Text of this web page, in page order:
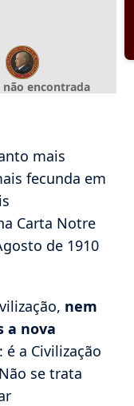
encontrada
mais
fecunda em
Carta Notre
de 1910
nem
a nova
a Civilização
se trata